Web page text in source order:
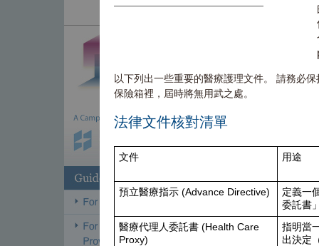
以下列出一些重要的醫療護理文件。 請務必
保險箱裡，屆時將無用武之處。
法律文件核對清單
文件 用途
預立醫療指示 (Advance Directive)
定義一
委託書
醫療代理人委託書 (Health Care
Proxy)
指明當
出決定